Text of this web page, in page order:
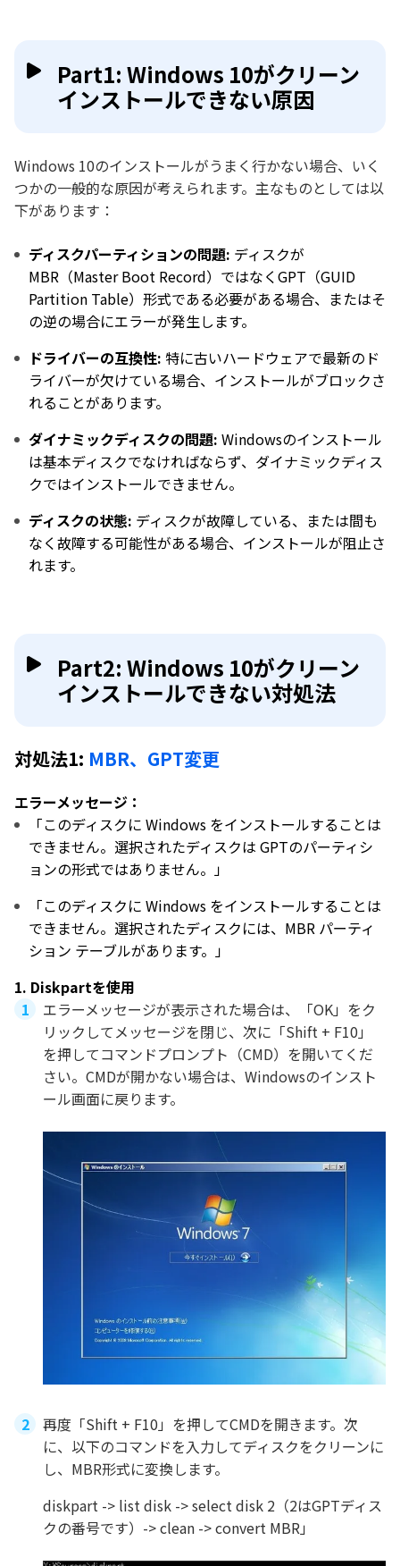
Part1: Windows 10がクリーン
インストールできない原因
Windows 10のインストールがうまく行かない場合、いく
つかの一般的な原因が考えられます。主なものとしては以
下があります：
ディスクパーティションの問題: ディスクが
MBR（Master Boot Record）ではなくGPT（GUID
Partition Table）形式である必要がある場合、またはそ
の逆の場合にエラーが発生します。
ドライバーの互換性: 特に古いハードウェアで最新のド
ライバーが欠けている場合、インストールがブロックさ
れることがあります。
ダイナミックディスクの問題: Windowsのインストール
は基本ディスクでなければならず、ダイナミックディス
クではインストールできません。
ディスクの状態: ディスクが故障している、または間も
なく故障する可能性がある場合、インストールが阻止さ
れます。
Part2: Windows 10がクリーン
インストールできない対処法
対処法1: MBR、GPT変更
エラーメッセージ：
「このディスクに Windows をインストールすることは
できません。選択されたディスクは GPTのパーティシ
ョンの形式ではありません。」
「このディスクに Windows をインストールすることは
できません。選択されたディスクには、MBR パーティ
ション テーブルがあります。」
1. Diskpartを使用
エラーメッセージが表示された場合は、「OK」をク
リックしてメッセージを閉じ、次に「Shift + F10」
を押してコマンドプロンプト（CMD）を開いてくだ
さい。CMDが開かない場合は、Windowsのインスト
ール画面に戻ります。
再度「Shift + F10」を押してCMDを開きます。次
に、以下のコマンドを入力してディスクをクリーンに
し、MBR形式に変換します。
diskpart -> list disk -> select disk 2（2はGPTディス
クの番号です）-> clean -> convert MBR」